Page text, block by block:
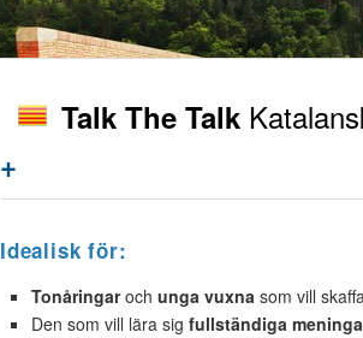
Talk The Talk
+
Idealisk för:
Tonåringaroch unga vuxna som vill
Den som vill lära sig fullständiga